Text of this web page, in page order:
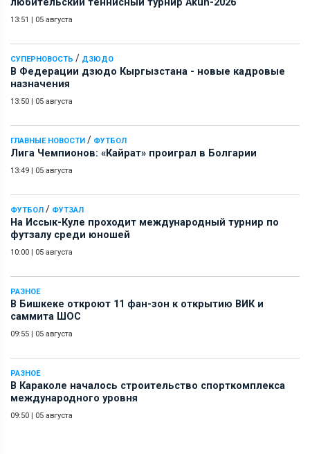
13:51 | 05 августа
СУПЕРНОВОСТЬ / ДЗЮДО
В Федерации дзюдо Кыргызстана - новые кадровые
назначения
13:50 | 05 августа
ГЛАВНЫЕ НОВОСТИ / ФУТБОЛ
Лига Чемпионов: «Кайрат» проиграл в Болгарии
13:49 | 05 августа
ФУТБОЛ / ФУТЗАЛ
На Иссык-Куле проходит международный турнир по
футзалу среди юношей
10:00 | 05 августа
РАЗНОЕ
В Бишкеке откроют 11 фан-зон к открытию ВИК и
саммита ШОС
09:55 | 05 августа
РАЗНОЕ
В Караколе началось строительство спорткомплекса
международного уровня
09:50 | 05 августа